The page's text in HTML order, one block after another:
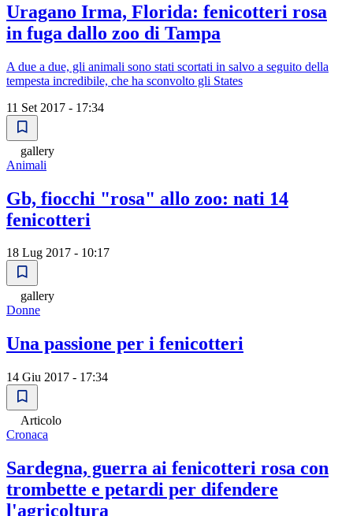
Uragano Irma, Florida: fenicotteri rosa
in fuga dallo zoo di Tampa
A due a due, gli animali sono stati scortati in salvo a seguito della
tempesta incredibile, che ha sconvolto gli States
11 Set 2017 - 17:34
gallery
Animali
Gb, fiocchi "rosa" allo zoo: nati 14
fenicotteri
18 Lug 2017 - 10:17
gallery
Donne
Una passione per i fenicotteri
14 Giu 2017 - 17:34
Articolo
Cronaca
Sardegna, guerra ai fenicotteri rosa con
trombette e petardi per difendere
l'agricoltura